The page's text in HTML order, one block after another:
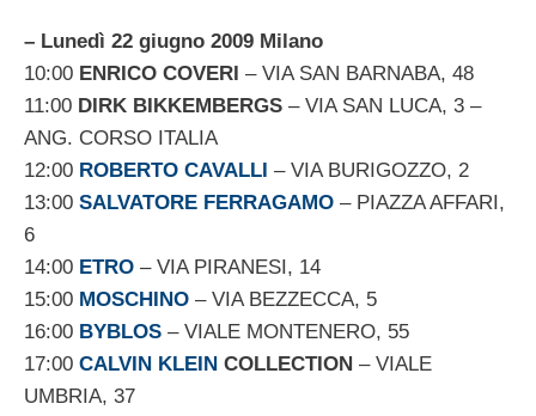
– Lunedì 22 giugno 2009 Milano
10:00 ENRICO COVERI – VIA SAN BARNABA, 48
11:00 DIRK BIKKEMBERGS – VIA SAN LUCA, 3 –
ANG. CORSO ITALIA
12:00 ROBERTO CAVALLI – VIA BURIGOZZO, 2
13:00 SALVATORE FERRAGAMO – PIAZZA AFFARI,
6
14:00 ETRO – VIA PIRANESI, 14
15:00 MOSCHINO – VIA BEZZECCA, 5
16:00 BYBLOS – VIALE MONTENERO, 55
17:00 CALVIN KLEIN COLLECTION – VIALE
UMBRIA, 37